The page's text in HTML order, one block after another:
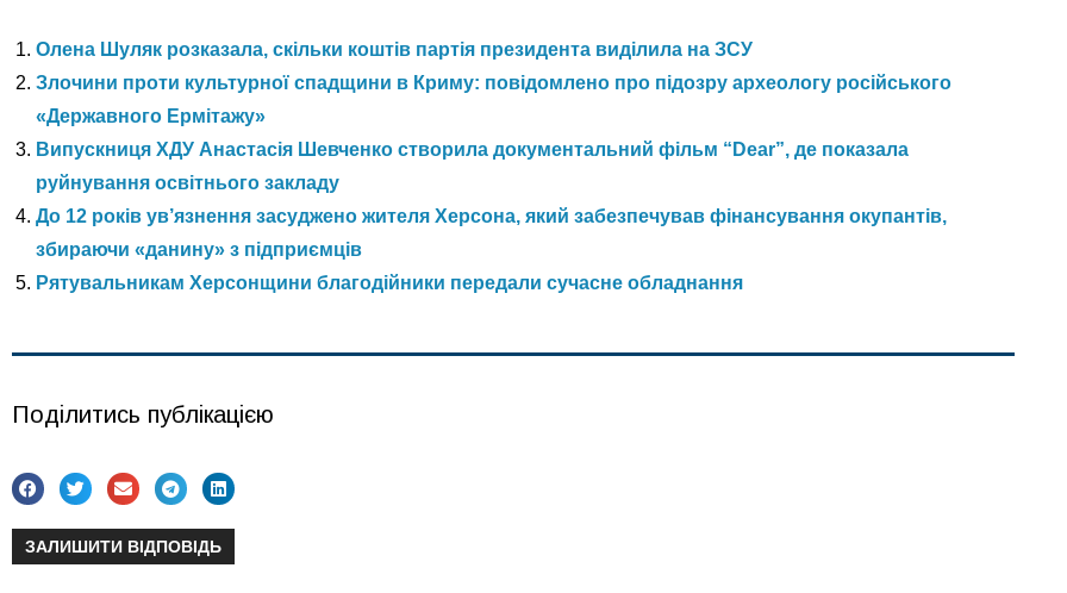
Олена Шуляк розказала, скільки коштів партія президента виділила на ЗСУ
Злочини проти культурної спадщини в Криму: повідомлено про підозру археологу російського
«Державного Ермітажу»
Випускниця ХДУ Анастасія Шевченко створила документальний фільм “Dear”, де показала
руйнування освітнього закладу
До 12 років ув’язнення засуджено жителя Херсона, який забезпечував фінансування окупантів,
збираючи «данину» з підприємців
Рятувальникам Херсонщини благодійники передали сучасне обладнання
Поділитись публікацією
ЗАЛИШИТИ ВІДПОВІДЬ